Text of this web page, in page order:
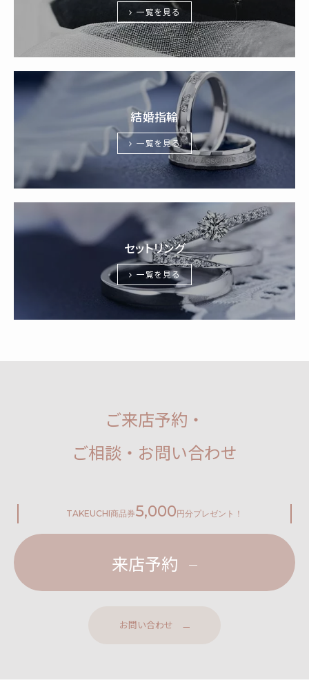
一覧を見る
結婚指輪
一覧を見る
セットリング
一覧を見る
ご来店予約・
ご相談・お問い合わせ
TAKEUCHI商品券5,000 円分プレゼント！
来店予約
お問い合わせ